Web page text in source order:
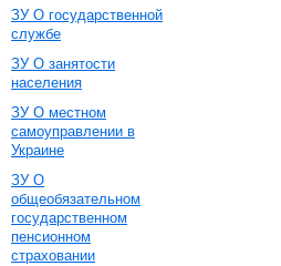
ЗУ О государственной
службе
ЗУ О занятости
населения
ЗУ О местном
самоуправлении в
Украине
ЗУ О
общеобязательном
государственном
пенсионном
страховании